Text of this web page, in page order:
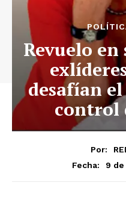
Revuelo
desafían
control
Por:
Fecha:
9